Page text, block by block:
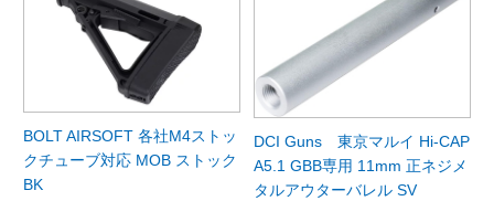
BOLT AIRSOFT 各社M4ストッ
クチューブ対応 MOB ストック
BK
DCI Guns 東京マルイ Hi-CAP
A5.1 GBB専用 11mm 正ネジメ
タルアウターバレル SV